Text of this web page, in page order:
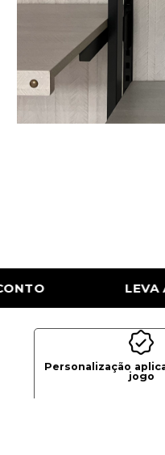
COM 50% DE
Personalização
jogo